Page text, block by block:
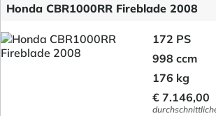
Honda CBR1000RR Fireblade 2008
172 PS
998 ccm
176 kg
€ 7.146,00